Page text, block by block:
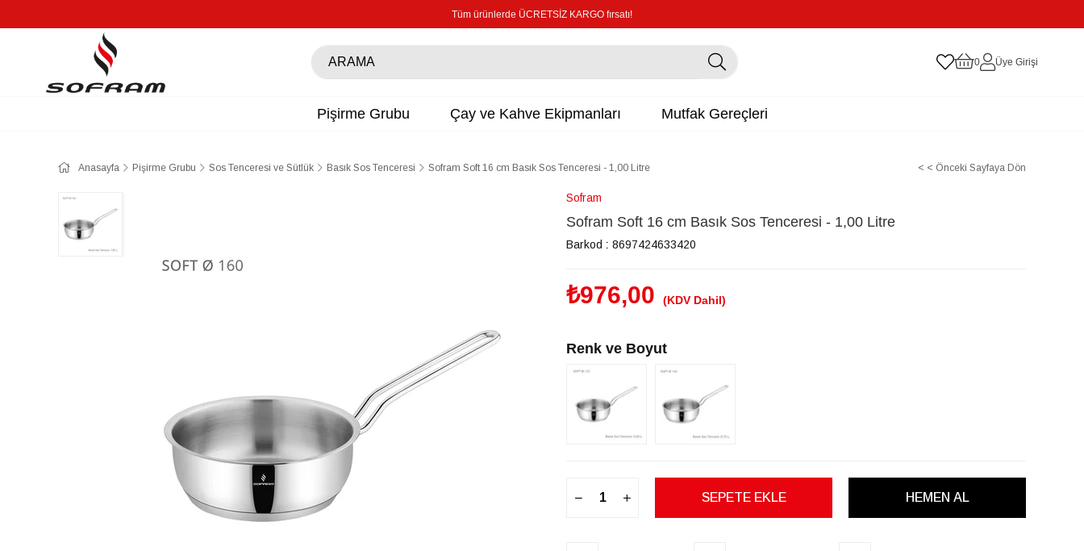
Tüm ürünlerde ÜCRETSİZ KARGO fırsatı!
0 Üye Girişi
Pişirme Grubu Çay ve Kahve Ekipmanları Mutfak Gereçleri
Anasayfa Pişirme Grubu Sos Tenceresi ve Sütlük Basık Sos Tenceresi Sofram Soft 16 cm Basık Sos Tenceresi - 1,00 Litre < < Önceki Sayfaya Dön
Sofram
Sofram Soft 16 cm Basık Sos Tenceresi - 1,00 Litre
Barkod : 8697424633420
₺976,00 (KDV Dahil)
Renk ve Boyut